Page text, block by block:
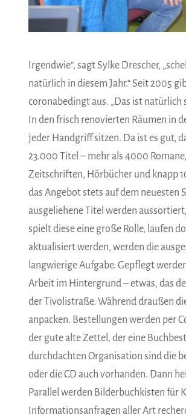
Irgendwie“, sagt Sylke Drescher,
natürlich in diesem Jahr.“ Seit 2005
coronabedingt aus. „Das ist natürlich
In den frisch renovierten Räumen in
jeder Handgriff sitzen. Da ist es gut,
23.000 Titel – mehr als 4000
Zeitschriften, Hörbücher und knapp
das Angebot stets auf dem neuesten
ausgeliehene Titel werden
spielt diese eine große Rolle, laufen
aktualisiert werden, werden die
langwierige Aufgabe. Gepflegt
Arbeit im Hintergrund – etwas, das
der Tivolistraße. Während draußen
anpacken. Bestellungen werden per
der gute alte Zettel, der eine
durchdachten Organisation sind die
oder die CD auch vorhanden. Dann
Parallel werden Bilderbuchkisten für
Informationsanfragen aller Art